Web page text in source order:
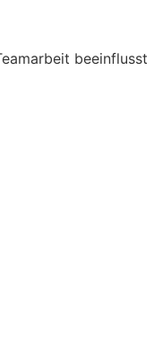
beeinflusst